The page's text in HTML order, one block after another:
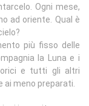
Ogni mese,
ad oriente. Qual è
più fisso delle
la Luna e i
e tutti gli altri
ai meno preparati.